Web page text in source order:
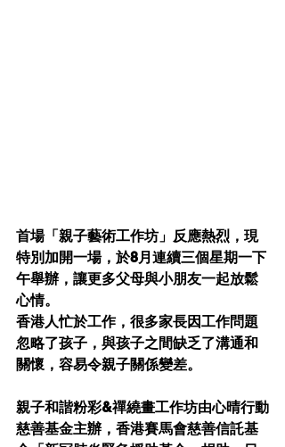
首場「親子藝術工作坊」反應熱烈，現
特別加開一場，於8月連續三個星期一下
午舉辦，讓更多父母與小朋友一起放鬆
心情。
香港人忙於工作，很多家長因工作問題
忽略了孩子，與孩子之間缺乏了溝通和
關懷，容易令親子關係變差。
親子和諧粉彩&禪繞畫工作坊由心晴行動
慈善基金主辦，香港賽馬會慈善信託基